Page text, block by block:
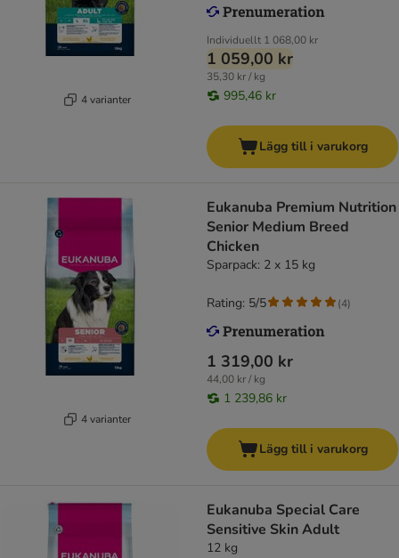
4 varianter
Individuellt 1 068,00 kr
1 059,00 kr
35,30 kr / kg
995,46 kr
Lägg till i varukorg
4 varianter
Eukanuba Premium Nutrition
Senior Medium Breed
Chicken
Sparpack: 2 x 15 kg
1 319,00 kr
44,00 kr / kg
1 239,86 kr
Rating: 5/5 (4)
Lägg till i varukorg
Eukanuba Special Care
Sensitive Skin Adult
12 kg